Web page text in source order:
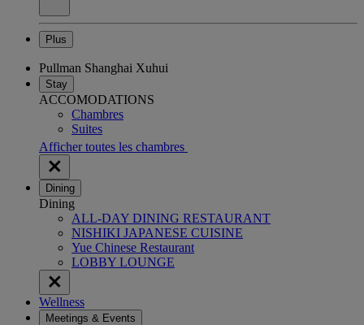
Plus
Pullman Shanghai Xuhui
Stay
ACCOMODATIONS
Chambres
Suites
Afficher toutes les chambres
Dining
Dining
ALL-DAY DINING RESTAURANT
NISHIKI JAPANESE CUISINE
Yue Chinese Restaurant
LOBBY LOUNGE
Wellness
Meetings & Events